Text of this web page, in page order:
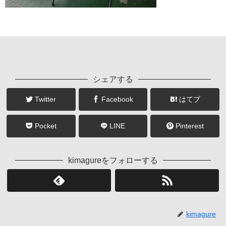
シェアする
Twitter Facebook はてブ
Pocket LINE Pinterest
kimagureをフォローする
kimagure